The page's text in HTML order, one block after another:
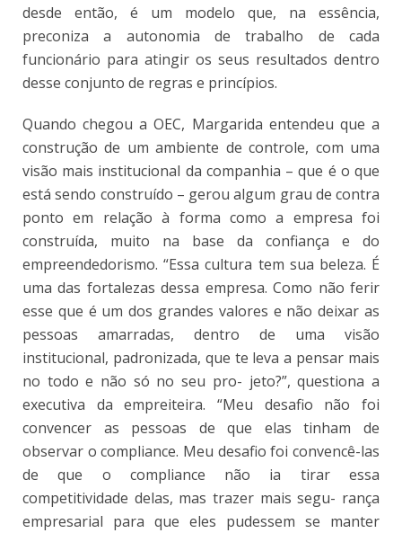
desde então, é um modelo que, na essência,
preconiza a autonomia de trabalho de cada
funcionário para atingir os seus resultados dentro
desse conjunto de regras e princípios.
Quando chegou a OEC, Margarida entendeu que a
construção de um ambiente de controle, com uma
visão mais institucional da companhia – que é o que
está sendo construído – gerou algum grau de contra
ponto em relação à forma como a empresa foi
construída, muito na base da confiança e do
empreendedorismo. “Essa cultura tem sua beleza. É
uma das fortalezas dessa empresa. Como não ferir
esse que é um dos grandes valores e não deixar as
pessoas amarradas, dentro de uma visão
institucional, padronizada, que te leva a pensar mais
no todo e não só no seu pro- jeto?”, questiona a
executiva da empreiteira. “Meu desafio não foi
convencer as pessoas de que elas tinham de
observar o compliance. Meu desafio foi convencê-las
de que o compliance não ia tirar essa
competitividade delas, mas trazer mais segu- rança
empresarial para que eles pudessem se manter